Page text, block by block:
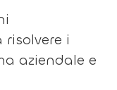
i
aziendale e